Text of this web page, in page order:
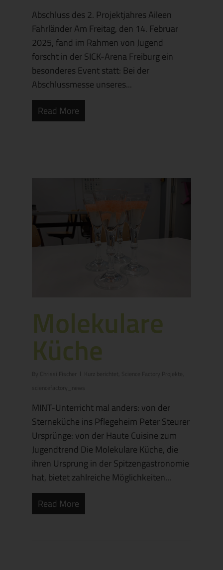
Abschluss des 2. Projektjahres Aileen
Fahrländer Am Freitag, den 14. Februar
2025, fand im Rahmen von Jugend
forscht in der SICK-Arena Freiburg ein
besonderes Event statt: Bei der
Abschlussmesse unseres...
Read More
Molekulare
Küche
By
sciencefactory_news
MINT-Unterricht mal anders: von der
Sterneküche ins Pflegeheim Peter Steurer
Ursprünge: von der Haute Cuisine zum
Jugendtrend Die Molekulare Küche, die
ihren Ursprung in der Spitzengastronomie
hat, bietet zahlreiche Möglichkeiten...
Read More